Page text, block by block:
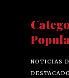
NOTICIAS